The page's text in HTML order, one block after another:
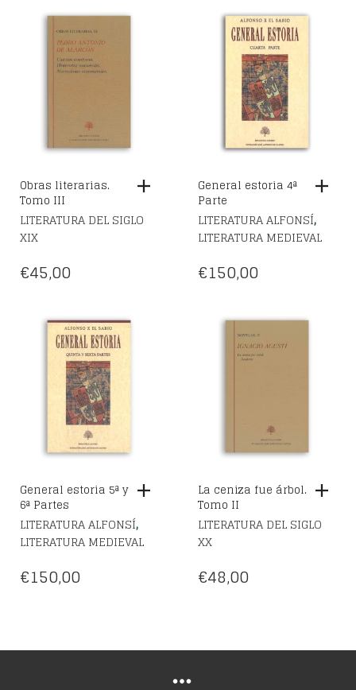
Obras literarias.
Tomo III
LITERATURA DEL SIGLO
XIX
€45,00
General estoria 4ª
Parte
LITERATURA ALFONSÍ,
LITERATURA MEDIEVAL
€150,00
General estoria 5ª y
6ª Partes
LITERATURA ALFONSÍ,
LITERATURA MEDIEVAL
€150,00
La ceniza fue árbol.
Tomo II
LITERATURA DEL SIGLO
XX
€48,00